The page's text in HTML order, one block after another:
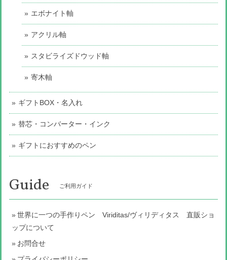
エボナイト軸
アクリル軸
スタビライズドウッド軸
寄木軸
ギフトBOX・名入れ
替芯・コンバーター・インク
ギフトにおすすめのペン
Guide ご利用ガイド
世界に一つの手作りペン Viriditas/ヴィリディタス 直販ショ
ップについて
お問合せ